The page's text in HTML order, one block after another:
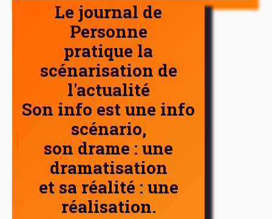
Le journal de
Personne
pratique la
scénarisation de
l'actualité
Son info est une info
scénario,
son drame : une
dramatisation
et sa réalité : une
réalisation.